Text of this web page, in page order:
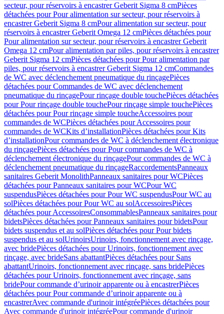
secteur, pour réservoirs à encastrer Geberit Sigma 8 cmPièces
détachées pour Pour alimentation sur secteur, pour réservoirs à
encastrer Geberit Sigma 8 cmPour alimentation sur secteur, pour
réservoirs à encastrer Geberit Omega 12 cmPièces détachées pour
Pour alimentation sur secteur, pour réservoirs à encastrer Geberit
Omega 12 cmPour alimentation par piles, pour réservoirs à encastrer
Geberit Sigma 12 cmPièces détachées pour Pour alimentation par
piles, pour réservoirs à encastrer Geberit Sigma 12 cmCommandes
de WC avec déclenchement pneumatique du rinçagePièces
détachées pour Commandes de WC avec déclenchement
pneumatique du rinçagePour rinçage double touchePièces détachées
pour Pour rinçage double touchePour rinçage simple touchePièces
détachées pour Pour rinçage simple toucheAccessoires pour
commandes de WCPièces détachées pour Accessoires pour
commandes de WCKits d’installationPièces détachées pour Kits
d’installationPour commandes de WC à déclenchement électronique
du rinçagePièces détachées pour Pour commandes de WC à
déclenchement électronique du rinçagePour commandes de WC à
déclenchement pneumatique du rinçageRaccordementsPanneaux
sanitaires Geberit MonolithPanneaux sanitaires pour WCPièces
détachées pour Panneaux sanitaires pour WCPour WC
suspendusPièces détachées pour Pour WC suspendusPour WC au
solPièces détachées pour Pour WC au solAccessoiresPièces
détachées pour AccessoiresConsommablesPanneaux sanitaires pour
bidetsPièces détachées pour Panneaux sanitaires pour bidetsPour
bidets suspendus et au solPièces détachées pour Pour bidets
suspendus et au solUrinoirsUrinoirs, fonctionnement avec rinçage,
avec bridePièces détachées pour Urinoirs, fonctionnement avec
rinçage, avec brideSans abattantPièces détachées pour Sans
abattantUrinoirs, fonctionnement avec rinçage, sans bridePièces
détachées pour Urinoirs, fonctionnement avec rinçage, sans
bridePour commande d’urinoir apparente ou à encastrerPièces
détachées pour Pour commande d’urinoir apparente ou à
encastrerAvec commande d'urinoir intégréePièces détachées pour
Avec commande d'urinoir intégréePour commande d'urinoir